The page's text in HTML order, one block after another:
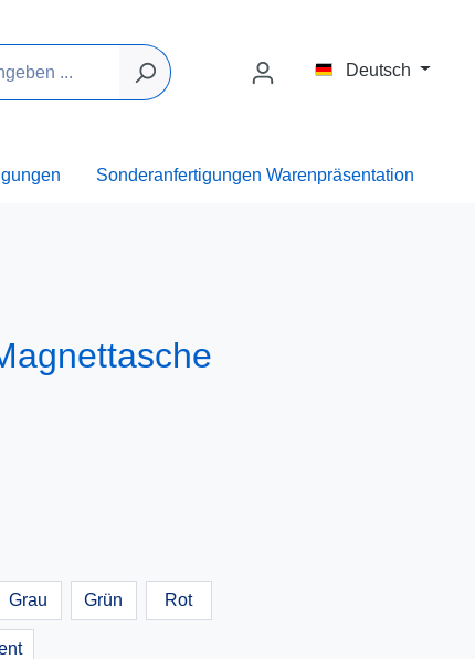
Deutsch
Sonderanfertigungen Warenpräsentation
Grau Grün Rot